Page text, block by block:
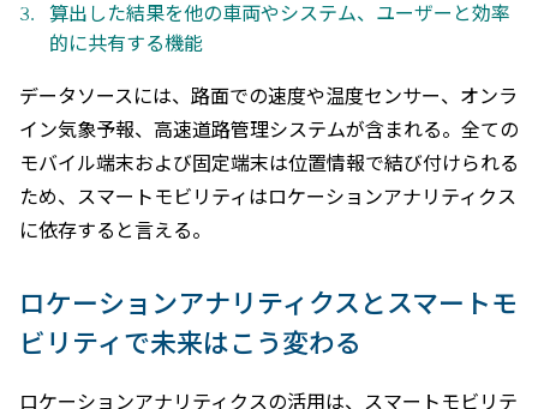
算出した結果を他の車両やシステム、ユーザーと効率
的に共有する機能
データソースには、路面での速度や温度センサー、オンラ
イン気象予報、高速道路管理システムが含まれる。全ての
モバイル端末および固定端末は位置情報で結び付けられる
ため、スマートモビリティはロケーションアナリティクス
に依存すると言える。
ロケーションアナリティクスとスマートモ
ビリティで未来はこう変わる
ロケーションアナリティクスの活用は、スマートモビリテ